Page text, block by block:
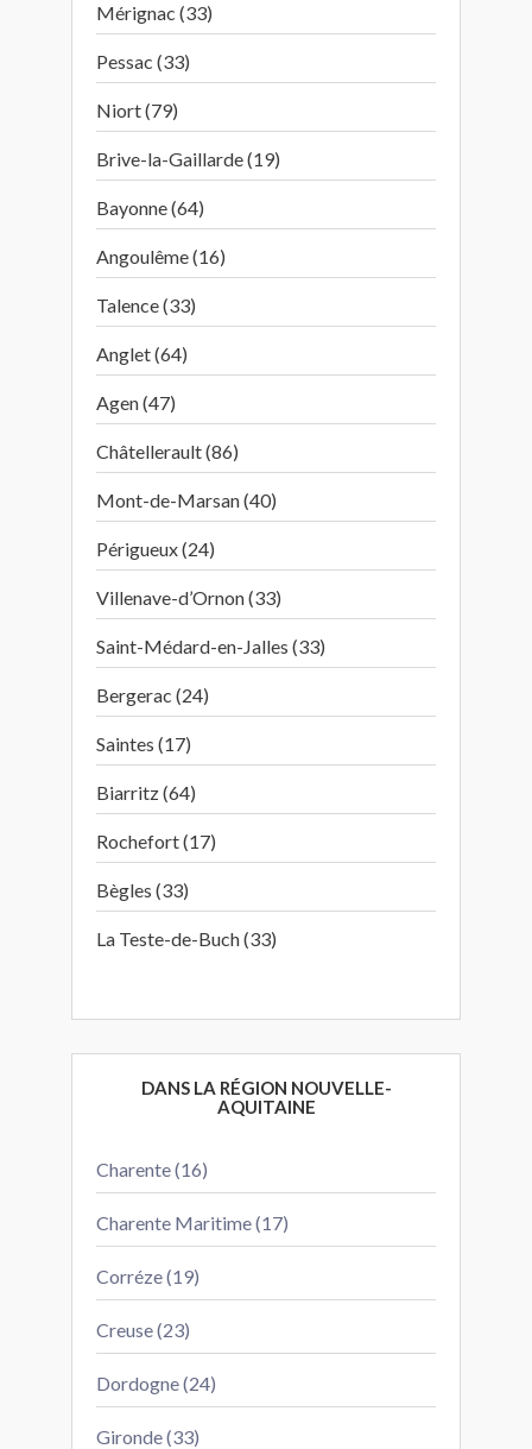
Mérignac (33)
Pessac (33)
Niort (79)
Brive-la-Gaillarde (19)
Bayonne (64)
Angoulême (16)
Talence (33)
Anglet (64)
Agen (47)
Châtellerault (86)
Mont-de-Marsan (40)
Périgueux (24)
Villenave-d’Ornon (33)
Saint-Médard-en-Jalles (33)
Bergerac (24)
Saintes (17)
Biarritz (64)
Rochefort (17)
Bègles (33)
La Teste-de-Buch (33)
DANS LA RÉGION NOUVELLE-
AQUITAINE
Charente (16)
Charente Maritime (17)
Corréze (19)
Creuse (23)
Dordogne (24)
Gironde (33)